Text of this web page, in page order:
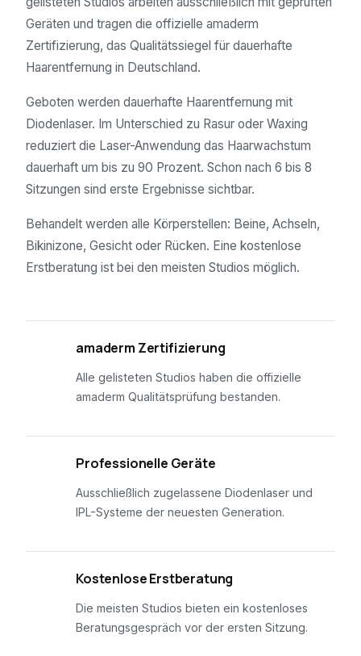
Geräten und tragen die offizielle amaderm
Zertifizierung, das Qualitätssiegel für dauerhafte
Haarentfernung in Deutschland.
Geboten werden dauerhafte Haarentfernung mit
Diodenlaser. Im Unterschied zu Rasur oder Waxing
reduziert die Laser-Anwendung das Haarwachstum
dauerhaft um bis zu 90 Prozent. Schon nach 6 bis 8
Sitzungen sind erste Ergebnisse sichtbar.
Behandelt werden alle Körperstellen: Beine, Achseln,
Bikinizone, Gesicht oder Rücken. Eine kostenlose
Erstberatung ist bei den meisten Studios möglich.
amaderm Zertifizierung
Alle gelisteten Studios haben die offizielle
amaderm Qualitätsprüfung bestanden.
Professionelle Geräte
Ausschließlich zugelassene Diodenlaser und
IPL-Systeme der neuesten Generation.
Kostenlose Erstberatung
Die meisten Studios bieten ein kostenloses
Beratungsgespräch vor der ersten Sitzung.